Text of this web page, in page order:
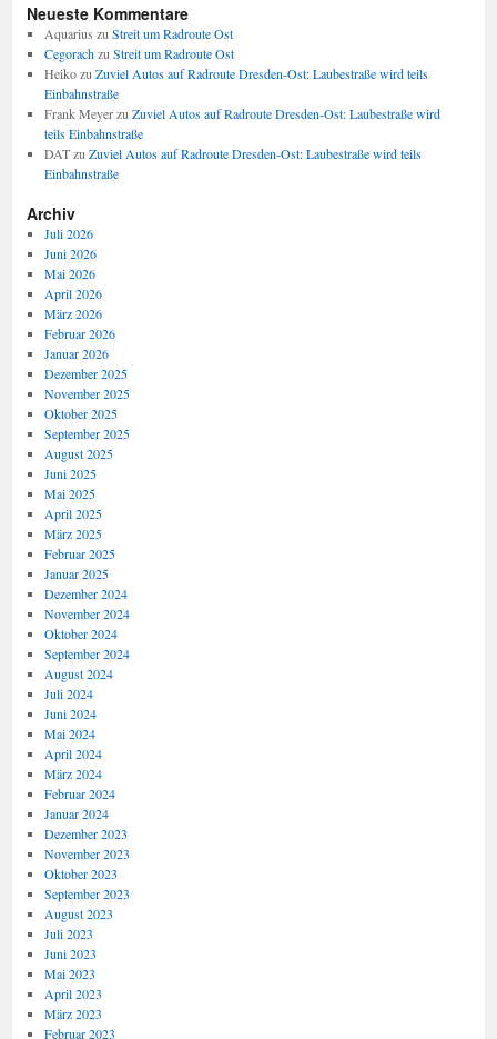
Neueste Kommentare
Aquarius zu Streit um Radroute Ost
Cegorachzu Streit um Radroute Ost
Heikozu Zuviel Autos auf Radroute Dresden-Ost: Laubestraße wird teils
Einbahnstraße
Frank Meyerzu Zuviel Autos auf Radroute Dresden-Ost: Laubestraße wird
teils Einbahnstraße
DATzu Zuviel Autos auf Radroute Dresden-Ost: Laubestraße wird teils
Einbahnstraße
Archiv
Juli 2026
Juni 2026
Mai 2026
April 2026
März 2026
Februar 2026
Januar 2026
Dezember 2025
November 2025
Oktober 2025
September 2025
August 2025
Juni 2025
Mai 2025
April 2025
März 2025
Februar 2025
Januar 2025
Dezember 2024
November 2024
Oktober 2024
September 2024
August 2024
Juli 2024
Juni 2024
Mai 2024
April 2024
März 2024
Februar 2024
Januar 2024
Dezember 2023
November 2023
Oktober 2023
September 2023
August 2023
Juli 2023
Juni 2023
Mai 2023
April 2023
März 2023
Februar 2023